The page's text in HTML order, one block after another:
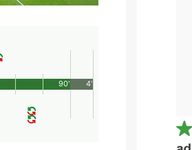
90' 4'